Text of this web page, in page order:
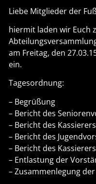
Liebe Mitglieder der
hiermit laden wir Euch
am Freitag, den
ein.
Tagesordnung:
– Begrüßung
– Bericht des
– Bericht des
– Bericht des
– Bericht des
– Entlastung der
– Zusammenlegung